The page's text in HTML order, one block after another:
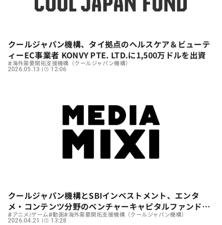
クールジャパン機構、タイ拠点のヘルスケア＆ビューテ
ィーEC事業者 KONVY PTE. LTD.に1,500万ドルを出資
#海外需要開拓支援機構（クールジャパン機構）
2026.05.13 12:06
クールジャパン機構とSBIインベストメント、エンタ
メ・コンテンツ分野のベンチャーキャピタルファンドを
共同設立
#アニメ/ゲーム#動画#海外需要開拓支援機構（クールジャパン機構）
2026.04.21 13:28